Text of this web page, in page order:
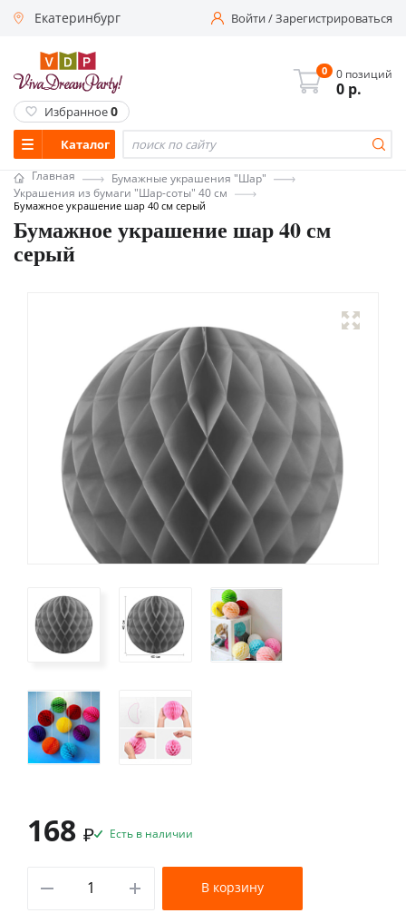
Екатеринбург Войти/Зарегистрироваться
Каталог
0 0 позиций
0 р.
Избранное0
Главная
Бумажные украшения "Шар"
Украшения из бумаги "Шар-соты" 40 см
Бумажное украшение шар 40 см серый
Бумажное украшение шар 40 см
серый
168 ₽ Есть в наличии
В корзину